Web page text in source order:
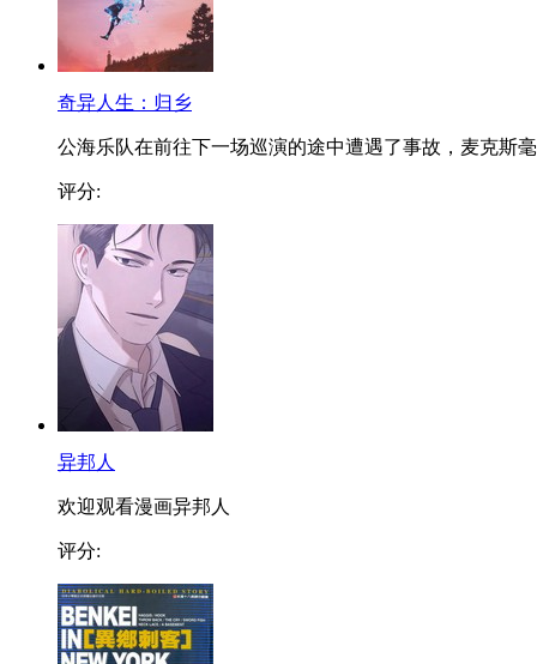
奇异人生：归乡
公海乐队在前往下一场巡演的途中遭遇了事故，麦克斯
评分:
异邦人
欢迎观看漫画异邦人
评分: